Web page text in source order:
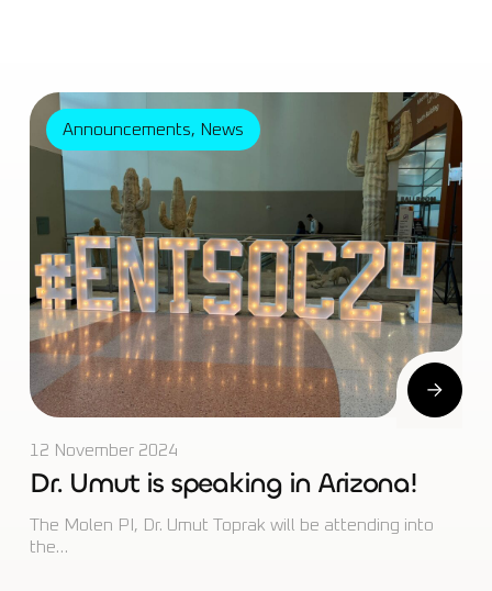
Announcements, News
12 November 2024
Dr. Umut is speaking in Arizona!
The Molen PI, Dr. Umut Toprak will be attending into
the…